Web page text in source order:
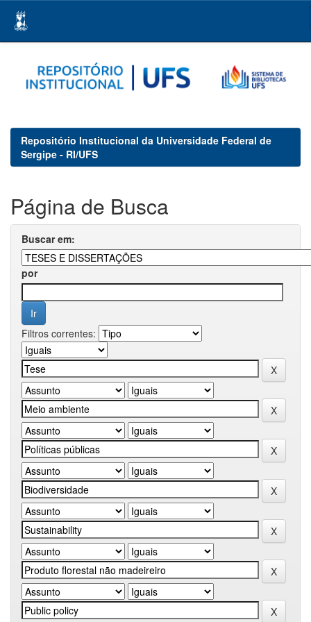
navigation
Repositório Institucional da Universidade Federal de
Sergipe - RI/UFS
Página de Busca
Buscar em:
por
Filtros correntes: